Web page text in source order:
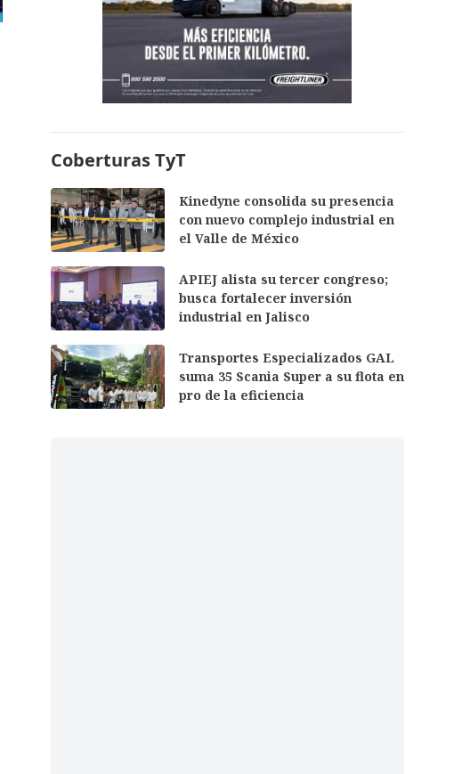
Coberturas TyT
Kinedyne consolida su presencia
con nuevo complejo industrial en
el Valle de México
APIEJ alista su tercer congreso;
busca fortalecer inversión
industrial en Jalisco
Transportes Especializados GAL
suma 35 Scania Super a su flota en
pro de la eficiencia